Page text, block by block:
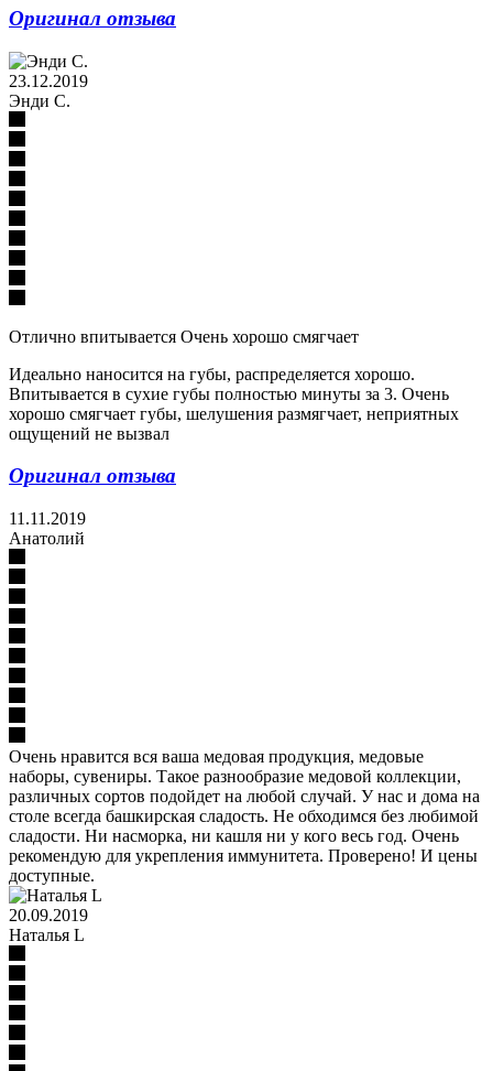
Оригинал отзыва
23.12.2019
Энди С.
Отлично впитывается Очень хорошо смягчает
Идеально наносится на губы, распределяется хорошо.
Впитывается в сухие губы полностью минуты за 3. Очень
хорошо смягчает губы, шелушения размягчает, неприятных
ощущений не вызвал
Оригинал отзыва
11.11.2019
Анатолий
Очень нравится вся ваша медовая продукция, медовые
наборы, сувениры. Такое разнообразие медовой коллекции,
различных сортов подойдет на любой случай. У нас и дома на
столе всегда башкирская сладость. Не обходимся без любимой
сладости. Ни насморка, ни кашля ни у кого весь год. Очень
рекомендую для укрепления иммунитета. Проверено! И цены
доступные.
20.09.2019
Наталья L